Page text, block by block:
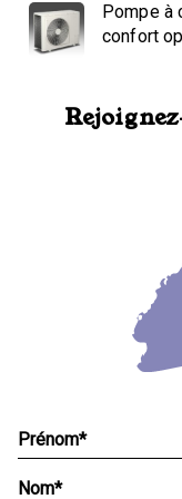
Pompe à
confort